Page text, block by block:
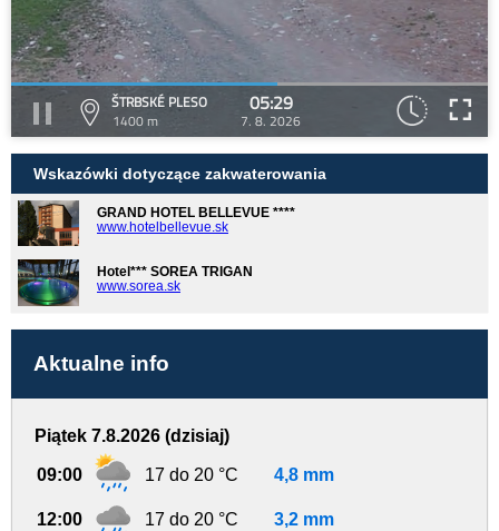
ŠTRBSKÉ PLESO
1400 m
05:29
7. 8. 2026
Wskazówki dotyczące zakwaterowania
GRAND HOTEL BELLEVUE ****
www.hotelbellevue.sk
Hotel*** SOREA TRIGAN
www.sorea.sk
Aktualne info
Piątek 7.8.2026 (dzisiaj)
09:00 17 do 20 °C 4,8 mm
12:00 17 do 20 °C 3,2 mm